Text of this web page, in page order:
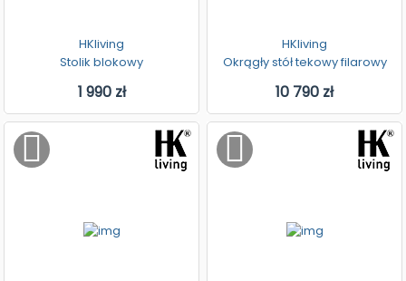
HKliving
Stolik blokowy
1 990 zł
HKliving
Okrągły stół tekowy filarowy
10 790 zł